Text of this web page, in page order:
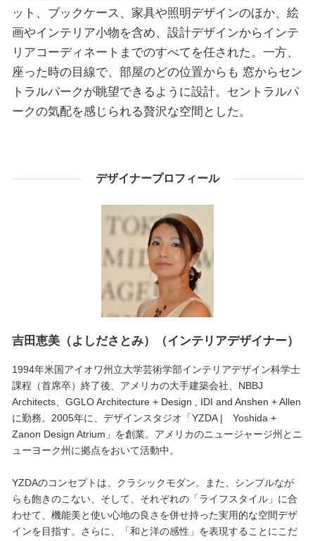
ット、ブックケース、家具や照明デザインのほか、絵
画やインテリア小物を含め、設計デザインからインテ
リアコーディネートまでのすべてを任された。一方、
座った時の目線で、部屋のどの位置からも 窓からセン
トラルパークが眺望できるように設計。セントラルパ
ークの気配を感じられる贅沢な空間とした。
デザイナープロフィール
吉田恵美（よしださとみ）（インテリアデザイナー）
1994年米国アイオワ州立大学芸術学部インテリアデザイン科学士
課程（首席卒）終了後、アメリカの大手建築会社、NBBJ
Architects、GGLO Architecture + Design , IDI and Anshen + Allen
に勤務。2005年に、デザインスタジオ「YZDA | Yoshida +
Zanon Design Atrium」を創業。アメリカのニュージャージ州とニ
ューヨーク州に拠点をおいて活動中。
YZDAのコンセプトは、クラシックモダン。また、シンプルなが
らも飽きのこない、そして、それぞれの「ライフスタイル」に合
わせて、機能美と使い心地の良さを併せ持った実用的な空間デザ
インを目指す。さらに、「和と洋の感性」を表現することにこだ